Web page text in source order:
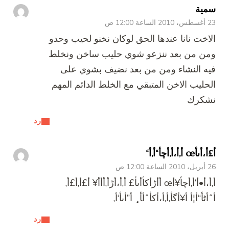
سمية
23 أغسطس، 2010 الساعة 12:00 ص
رد
الاخت نانا عندها الحق لوكان نخنو لحيب وحدو
ومن من بعد ننزعو شوي حليب ساخن ونخلط
فيه النشاء ومن من بعد نضيف بشوي على
الحليب الاخن المتبقي مع الخلط الدائم المهم
نشكرك
أ£أ،أںأœ أ‚أ،أ‚أچأ“أ‚أ“
26 أبريل، 2010 الساعة 12:00 ص
رد
أ‚أ،أ•أ‘أ‚أچأ¥أœ أ­أڑأکأ­أںأ£ أ‚أ،أڑأ‚أ‌أ­أ¥ أ£أ‚أ£أ‚
أˆأٹأ“أ¦أ­ أ¥أگأ‚أ‚أ،أکأˆأ‍أ¸ أ”أںأ‘أ‚